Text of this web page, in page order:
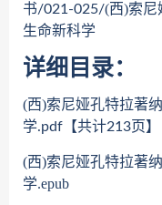
书/021-025/(西)索尼
生命新科学
详细目录：
(西)索尼娅孔特拉著
学.pdf【共计213页】
(西)索尼娅孔特拉著
学.epub